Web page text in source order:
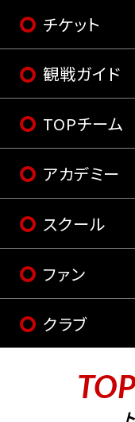
チケット
観戦ガイド
TOPチーム
アカデミー
スクール
ファン
クラブ